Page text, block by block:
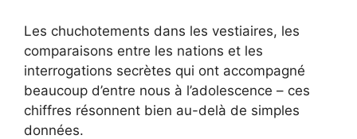
Les chuchotements dans les vestiaires, les
comparaisons entre les nations et les
interrogations secrètes qui ont accompagné
beaucoup d’entre nous à l’adolescence – ces
chiffres résonnent bien au-delà de simples
données.